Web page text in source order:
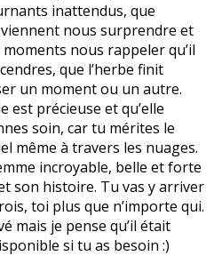
inattendus, que
nous surprendre et
nous rappeler qu’il
que l’herbe finit
un moment ou un autre.
est précieuse et qu’elle
soin, car tu mérites le
même à travers les nuages.
incroyable, belle et forte
son histoire. Tu vas y arriver
toi plus que n’importe qui.
mais je pense qu’il était
si tu as besoin :)